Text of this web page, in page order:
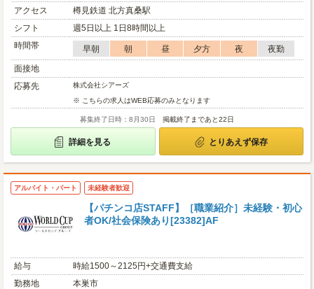
アクセス
樽見鉄道 北方真桑駅
シフト
週5日以上 1日8時間以上
時間帯
早朝 朝 昼 夕方 夜
夜勤
面接地
応募先
株式会社シアーズ
※ こちらの求人はWEB応募のみとなります
募集終了日時：8月30日 掲載終了まであと22日
詳細を見る とりあえず保存
アルバイト・パート 未経験者歓迎
【パチンコ店STAFF】［職業紹介］未経験・初心
者OK/社会保険あり[23382]AF
給与
時給1500～2125円+交通費支給
勤務地
本巣市